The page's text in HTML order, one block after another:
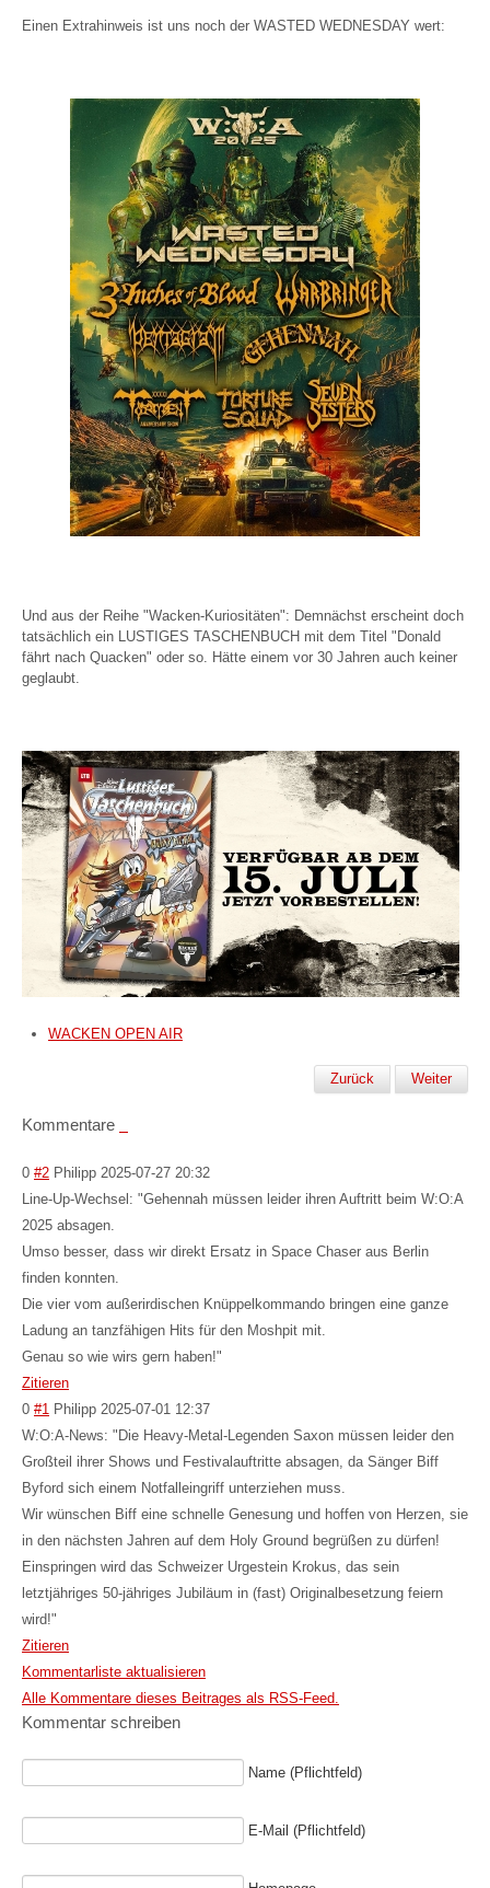
Einen Extrahinweis ist uns noch der WASTED WEDNESDAY wert:
Und aus der Reihe "Wacken-Kuriositäten": Demnächst erscheint doch
tatsächlich ein LUSTIGES TASCHENBUCH mit dem Titel "Donald
fährt nach Quacken" oder so. Hätte einem vor 30 Jahren auch keiner
geglaubt.
WACKEN OPEN AIR
Zurück Weiter
Kommentare
0 #2 Philipp 2025-07-27 20:32
Line-Up-Wechsel: "Gehennah müssen leider ihren Auftritt beim W:O:A
2025 absagen.
Umso besser, dass wir direkt Ersatz in Space Chaser aus Berlin
finden konnten.
Die vier vom außerirdischen Knüppelkommando bringen eine ganze
Ladung an tanzfähigen Hits für den Moshpit mit.
Genau so wie wirs gern haben!"
Zitieren
0 #1 Philipp 2025-07-01 12:37
W:O:A-News: "Die Heavy-Metal-Legenden Saxon müssen leider den
Großteil ihrer Shows und Festivalauftritte absagen, da Sänger Biff
Byford sich einem Notfalleingriff unterziehen muss.
Wir wünschen Biff eine schnelle Genesung und hoffen von Herzen, sie
in den nächsten Jahren auf dem Holy Ground begrüßen zu dürfen!
Einspringen wird das Schweizer Urgestein Krokus, das sein
letztjähriges 50-jähriges Jubiläum in (fast) Originalbesetzung feiern
wird!"
Zitieren
Kommentarliste aktualisieren
Alle Kommentare dieses Beitrages als RSS-Feed.
Kommentar schreiben
Name (Pflichtfeld)
E-Mail (Pflichtfeld)